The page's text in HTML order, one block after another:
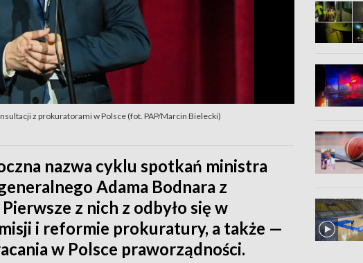
z prokuratorami w Polsce (fot. PAP/Marcin Bielecki)
nazwa cyklu spotkań ministra
Adama Bodnara z
z nich z odbyło się w
i reformie prokuratury, a także —
w Polsce praworządności.